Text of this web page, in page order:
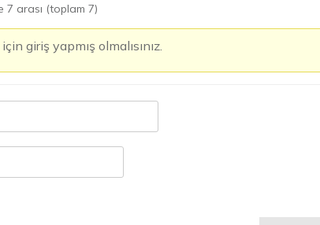
7 arası (toplam 7)
giriş yapmış olmalısınız.